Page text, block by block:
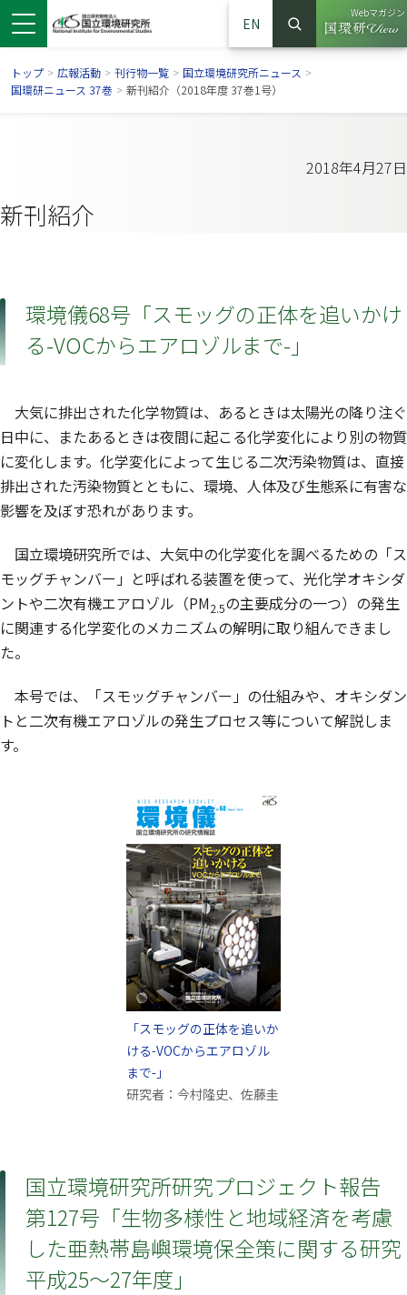
ドウで開きます）
ンドウで開きます）
ウインドウで開きます）
EN
サイト内検索
検索
Webマガジン
（別ウイ
トップ > 広報活動 > 刊行物一覧 > 国立環境研究所ニュース >
国環研ニュース 37巻 > 新刊紹介（2018年度 37巻1号）
2018年4月27日
新刊紹介
環境儀68号「スモッグの正体を追いかけ
る-VOCからエアロゾルまで-」
「スモッグの正体を追いか
ける-VOCからエアロゾル
まで-」
研究者：今村隆史、佐藤圭
大気に排出された化学物質は、あるときは太陽光の降り注ぐ
日中に、またあるときは夜間に起こる化学変化により別の物質
に変化します。化学変化によって生じる二次汚染物質は、直接
排出された汚染物質とともに、環境、人体及び生態系に有害な
影響を及ぼす恐れがあります。
国立環境研究所では、大気中の化学変化を調べるための「ス
モッグチャンバー」と呼ばれる装置を使って、光化学オキシダ
ントや二次有機エアロゾル（PM2.5の主要成分の一つ）の発生
に関連する化学変化のメカニズムの解明に取り組んできまし
た。
本号では、「スモッグチャンバー」の仕組みや、オキシダン
トと二次有機エアロゾルの発生プロセス等について解説しま
す。
国立環境研究所研究プロジェクト報告
第127号「生物多様性と地域経済を考慮
した亜熱帯島嶼環境保全策に関する研究
平成25～27年度」